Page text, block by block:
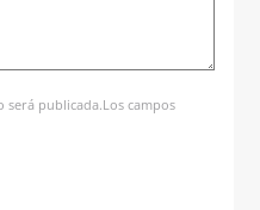
publicada.Los campos